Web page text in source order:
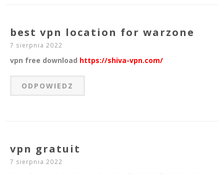
best vpn location for warzone
7 sierpnia 2022
vpn free download https://shiva-vpn.com/
ODPOWIEDZ
vpn gratuit
7 sierpnia 2022